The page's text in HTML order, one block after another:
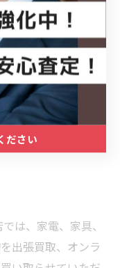
は、家電、家具、
出張買取、オンラ
さい
ださい